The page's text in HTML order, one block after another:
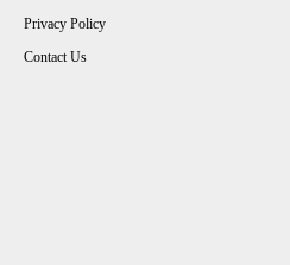
Privacy Policy
Contact Us